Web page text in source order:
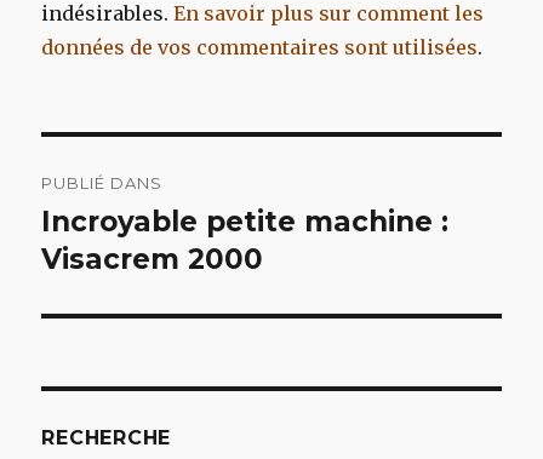
indésirables.En savoir plus sur comment les
données de vos commentaires sont utilisées.
de
l’article
PUBLIÉ DANS
Incroyable petite machine :
Visacrem 2000
RECHERCHE